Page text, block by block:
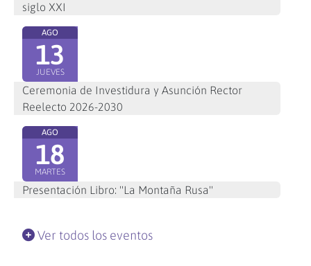
siglo XXI
AGO
13
JUEVES
Ceremonia de Investidura y Asunción Rector
Reelecto 2026-2030
AGO
18
MARTES
Presentación Libro: "La Montaña Rusa"
Ver todos los eventos